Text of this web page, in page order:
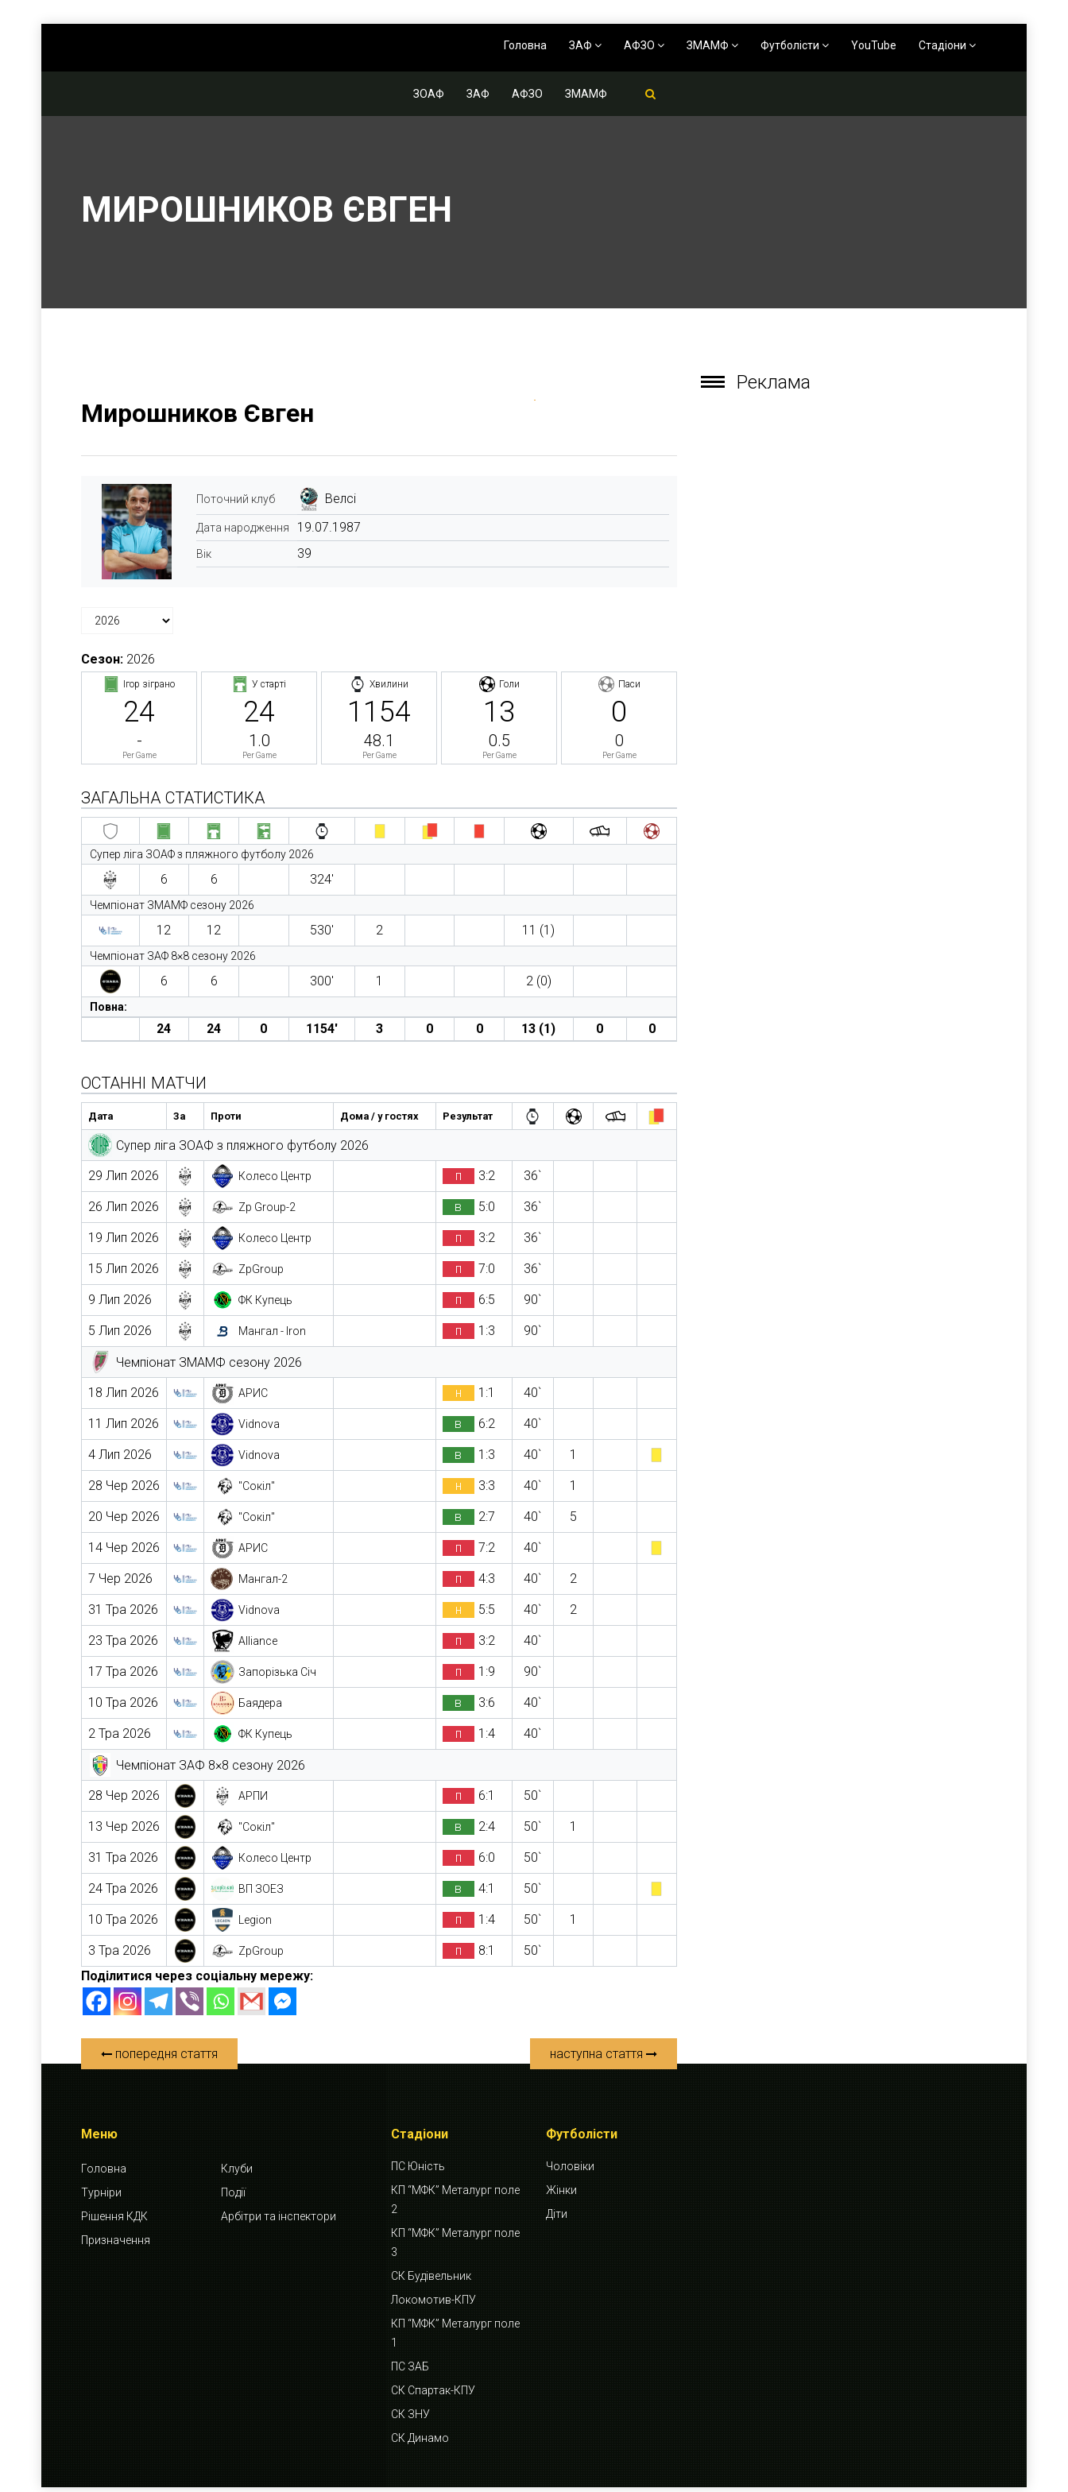
Головна ЗАФ АФЗО ЗМАМФ Футболісти YouTube Стадіони
ЗОАФ ЗАФ АФЗО ЗМАМФ
МИРОШНИКОВ ЄВГЕН
Мирошников Євген
Поточний клуб Велсі
Дата народження 19.07.1987
Вік 39
Сезон: 2026
Ігор зіграно
24
-
Per Game
У старті
24
1.0
Per Game
Хвилини
1154
48.1
Per Game
Голи
13
0.5
Per Game
Паси
0
0
Per Game
ЗАГАЛЬНА СТАТИСТИКА
Супер ліга ЗОАФ з пляжного футболу 2026
6 6 324′
Чемпіонат ЗМАМФ сезону 2026
12 12 530′ 2 11 (1)
Чемпіонат ЗАФ 8×8 сезону 2026
6 6 300′ 1 2 (0)
Повна:
24 24 0 1154′ 3 0 0 13 (1) 0 0
ОСТАННІ МАТЧИ
Дата За Проти Дома / у гостях Результат
Супер ліга ЗОАФ з пляжного футболу 2026
29 Лип 2026 Колесо Центр п 3:2 36`
26 Лип 2026 Zp Group-2 в 5:0 36`
19 Лип 2026 Колесо Центр п 3:2 36`
15 Лип 2026 ZpGroup п 7:0 36`
9 Лип 2026 ФК Купець п 6:5 90`
5 Лип 2026 Мангал - Iron п 1:3 90`
Чемпіонат ЗМАМФ сезону 2026
18 Лип 2026 АРИС н 1:1 40`
11 Лип 2026 Vidnova в 6:2 40`
4 Лип 2026 Vidnova в 1:3 40` 1
28 Чер 2026 "Сокіл" н 3:3 40` 1
20 Чер 2026 "Сокіл" в 2:7 40` 5
14 Чер 2026 АРИС п 7:2 40`
7 Чер 2026 Мангал-2 п 4:3 40` 2
31 Тра 2026 Vidnova н 5:5 40` 2
23 Тра 2026 Alliance п 3:2 40`
17 Тра 2026 Запорізька Січ п 1:9 90`
10 Тра 2026 Баядера в 3:6 40`
2 Тра 2026 ФК Купець п 1:4 40`
Чемпіонат ЗАФ 8×8 сезону 2026
28 Чер 2026 АРПИ п 6:1 50`
13 Чер 2026 "Сокіл" в 2:4 50` 1
31 Тра 2026 Колесо Центр п 6:0 50`
24 Тра 2026 ВП ЗОЕЗ в 4:1 50`
10 Тра 2026 Legion п 1:4 50` 1
3 Тра 2026 ZpGroup п 8:1
50`
Поділитися через соціальну мережу:
попередня стаття наступна стаття
Реклама
Меню
Головна
Клуби
Турніри
Події
Рішення КДК
Арбітри та інспектори
Призначення
Стадіони
ПС Юність
КП “МФК” Металург поле
2
КП “МФК” Металург поле
3
СК Будівельник
Локомотив-КПУ
КП “МФК” Металург поле
1
ПС ЗАБ
СК Спартак-КПУ
СК ЗНУ
СК Динамо
Футболісти
Чоловіки
Жінки
Діти